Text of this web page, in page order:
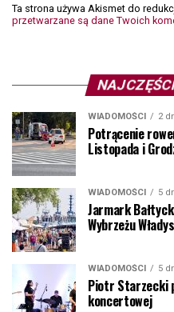
Ta strona używa Akismet do
przetwarzane są dane Twoich
WIADOMOŚCI 2
Potrącenie
Listopada i
WIADOMOŚCI 5
Jarmark
Wybrzeżu
WIADOMOŚCI 5
Piotr Starzecki
koncertowej